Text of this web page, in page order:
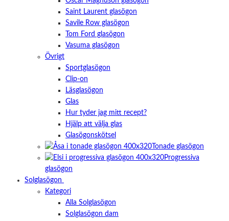
Saint Laurent glasögon
Savile Row glasögon
Tom Ford glasögon
Vasuma glasögon
Övrigt
Sportglasögon
Clip-on
Läsglasögon
Glas
Hur tyder jag mitt recept?
Hjälp att välja glas
Glasögonskötsel
Tonade glasögon
Progressiva
glasögon
Solglasögon
Kategori
Alla Solglasögon
Solglasögon dam
Nödvändiga
För att vi ska
förbättra